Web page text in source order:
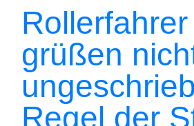
Rollerfahrer
grüßen
Regel der